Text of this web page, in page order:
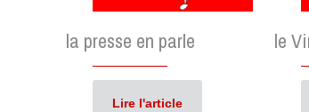
la presse en parle
Lire l'article
le